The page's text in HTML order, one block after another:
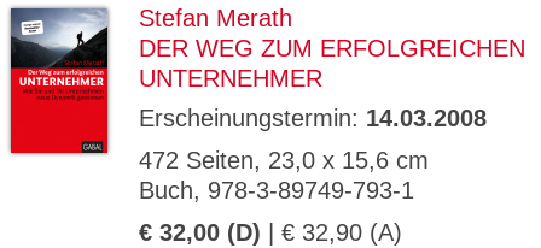
Stefan Merath
DER WEG ZUM ERFOLGREICHEN
UNTERNEHMER
Erscheinungstermin: 14.03.2008
472 Seiten, 23,0 x 15,6 cm
Buch, 978-3-89749-793-1
€ 32,00 (D) | € 32,90 (A)